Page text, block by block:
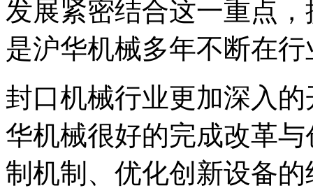
发展紧密结合这一重点
是沪华机械多年不断在
封口机械行业更加深入
华机械很好的完成改革
制机制、优化创新设备